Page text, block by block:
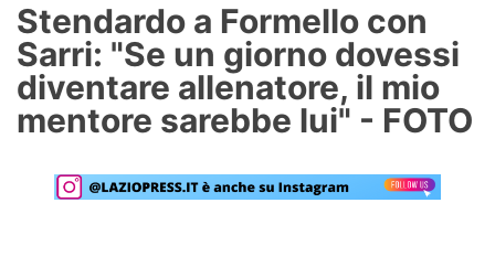
Formello
Infortuni
Primavera
Calciomercato
Stendardo a Formello con
Sarri: "Se un giorno dovessi
diventare allenatore, il mio
mentore sarebbe lui" - FOTO